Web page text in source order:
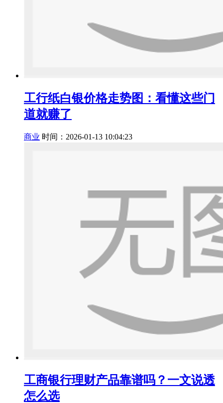
工行纸白银价格走势图：看懂这些门
道就赚了
商业 时间：2026-01-13 10:04:23
工商银行理财产品靠谱吗？一文说透
怎么选